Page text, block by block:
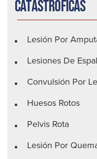
catastróficas
Lesión Por
Lesiones De
Convulsión Por
Huesos Rotos
Pelvis Rota
Lesión Por